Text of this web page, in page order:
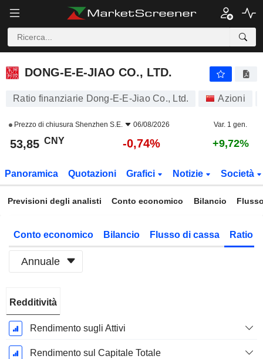
DONG-E-E-JIAO CO., LTD.
DONG-E-E-JIAO CO., LTD.
Ratio finanziarie Dong-E-E-Jiao Co., Ltd. Azioni
Prezzo di chiusura Shenzhen S.E. 06/08/2026 Var. 1 gen.
53,85 CNY -0,74% +9,72%
Panoramica Quotazioni Grafici Notizie Società
Previsioni degli analisti Conto economico Bilancio
Conto economico Bilancio Flusso di cassa Ratio
Annuale
Fiscale:
Dicembre
Redditività
Rendimento sugli Attivi
Rendimento sul Capitale Totale